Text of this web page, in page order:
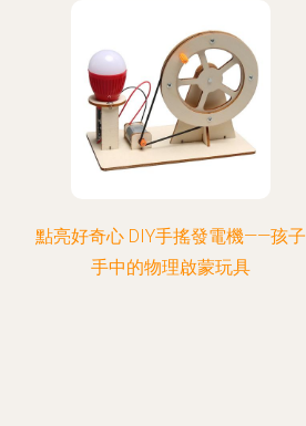
點亮好奇心 DIY手搖發電機——孩子
手中的物理啟蒙玩具